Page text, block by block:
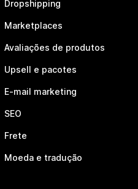
Dropshipping
Marketplaces
Avaliações de produtos
Upsell e pacotes
E-mail marketing
SEO
Frete
Moeda e tradução